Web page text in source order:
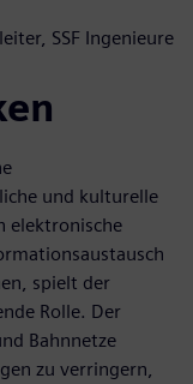
SSF Ingenieure
und kulturelle
elektronische
spielt der
Rolle. Der
Bahnnetze
zu verringern,